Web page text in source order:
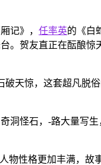
记》， 任率英的《白
。贺友直正在酝酿惊
天惊，这套超凡脱俗
洞怪石，-路大量写生
物性格更加丰满，故